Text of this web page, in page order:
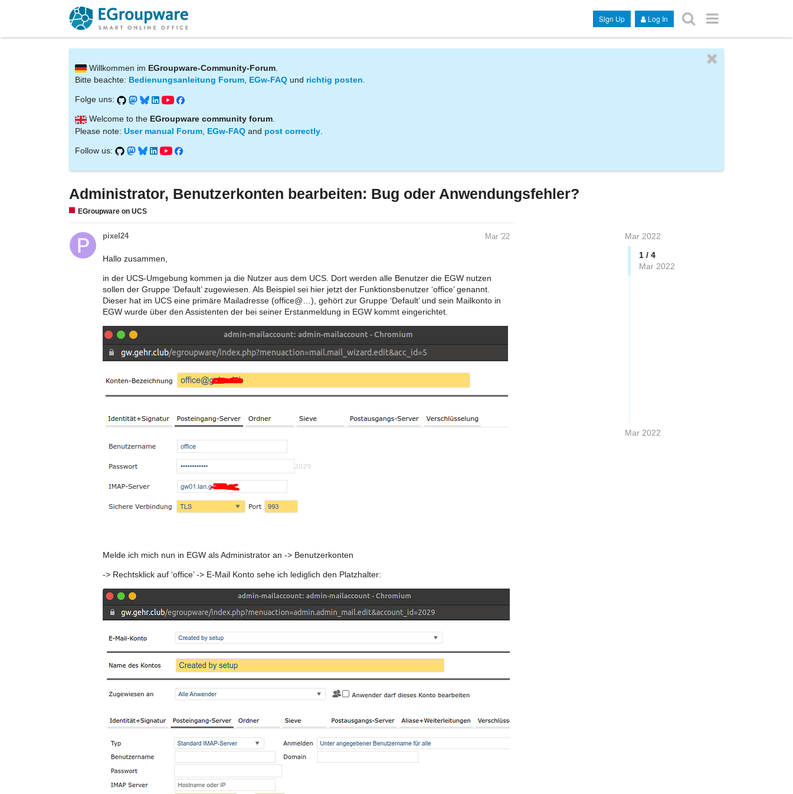
Sign Up Log In
Willkommen im EGroupware-Community-Forum
Bitte beachte: Bedienungsanleitung Forum, EGw-FAQ und richtig posten.
Folge uns:
Welcome to the EGroupware community forum.
Please note: User manual Forum EGw-FAQ and post correctly
Follow us:
Administrator, Benutzerkonten bearbeiten: Bug oder Anwendungsfehler?
EGroupware on UCS
Mar 2022
1 / 4
Mar 2022
Mar 2022
pixel24 Mar '22
Hallo zusammen,
in der UCS-Umgebung kommen ja die Nutzer aus dem UCS. Dort werden alle Benutzer die EGW nutzen
sollen der Gruppe ‘Default’ zugewiesen. Als Beispiel sei hier jetzt der Funktionsbenutzer ‘office’ genannt.
Dieser hat im UCS eine primäre Mailadresse (office@…), gehört zur Gruppe ‘Default’ und sein Mailkonto in
EGW wurde über den Assistenten der bei seiner Erstanmeldung in EGW kommt eingerichtet.
Melde ich mich nun in EGW als Administrator an -> Benutzerkonten
-> Rechtsklick auf ‘office’ -> E-Mail Konto sehe ich lediglich den Platzhalter: